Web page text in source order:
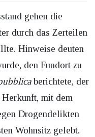
gehen die
durch das Zerteilen
Hinweise deuten
den Fundort zu
berichtete, der
mit dem
Drogendelikten
Wohnsitz gelebt.